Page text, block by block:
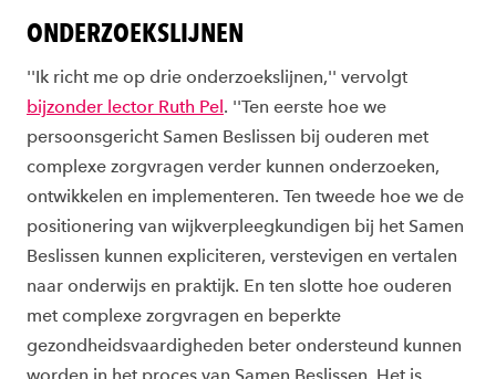
ONDERZOEKSLIJNEN
''Ik richt me op drie onderzoekslijnen,'' vervolgt
bijzonder lector Ruth Pel . ''Ten eerste hoe we
persoonsgericht Samen Beslissen bij ouderen met
complexe zorgvragen verder kunnen onderzoeken,
ontwikkelen en implementeren. Ten tweede hoe we de
positionering van wijkverpleegkundigen bij het Samen
Beslissen kunnen expliciteren, verstevigen en vertalen
naar onderwijs en praktijk. En ten slotte hoe ouderen
met complexe zorgvragen en beperkte
gezondheidsvaardigheden beter ondersteund kunnen